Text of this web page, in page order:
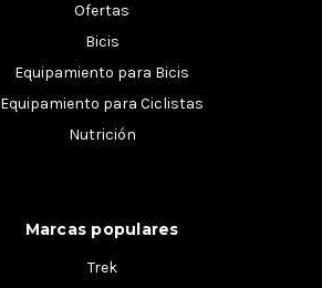
Ofertas
Bicis
Equipamiento para Bicis
Equipamiento para Ciclistas
Nutrición
Marcas populares
Trek